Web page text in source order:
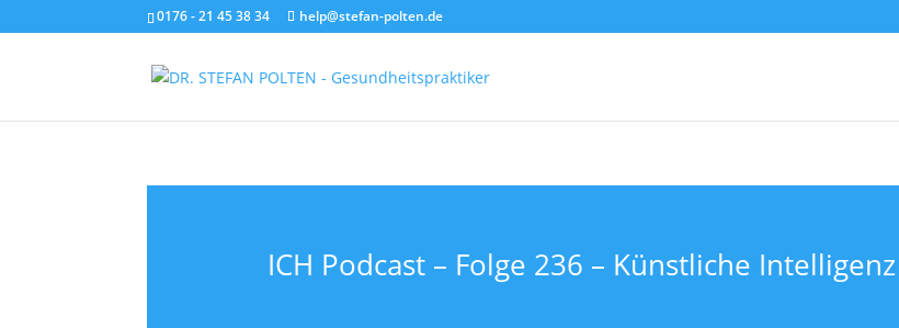
0176 - 21 45 38 34 help@stefan-polten.de
ICH Podcast – Folge 236 – Künstliche Intelligenz